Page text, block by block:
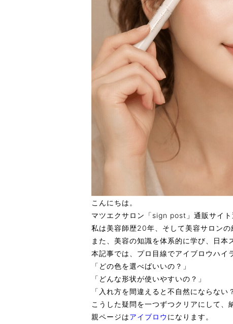
こんにちは。
マツエクサロン「sign post」通販サイト
私は美容師歴20年、そして美容サロンの
また、美容の知識を体系的に学び、
日本
本記事では、プロ目線でアイブロウハイ
「どの色を選べばいいの？」
「どんな形状が使いやすいの？」
「入れ方を間違えると不自然にならない
こうした疑問を一つずつクリアにして、
親ページはアイブロウ になります。